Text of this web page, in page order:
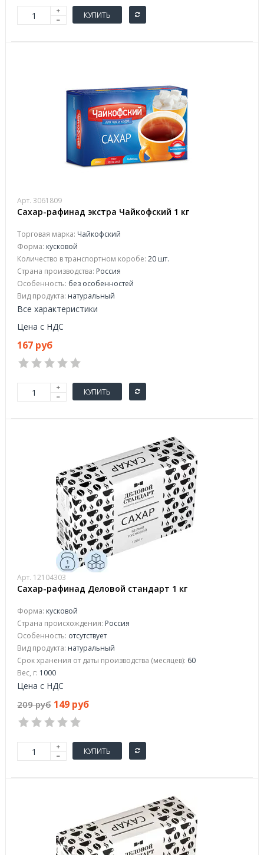
КУПИТЬ
Арт. 3061809
Сахар-рафинад экстра Чайкофский 1 кг
Торговая марка: Чайкофский
Форма: кусковой
Количество в транспортном коробе: 20 шт.
Страна производства: Россия
Особенность: без особенностей
Вид продукта: натуральный
Все характеристики
Цена с НДС
167 руб
КУПИТЬ
Арт. 12104303
Сахар-рафинад Деловой стандарт 1 кг
Форма: кусковой
Страна происхождения: Россия
Особенность: отсутствует
Вид продукта: натуральный
Срок хранения от даты производства (месяцев): 60
Вес, г: 1000
Цена с НДС
209 руб 149 руб
КУПИТЬ